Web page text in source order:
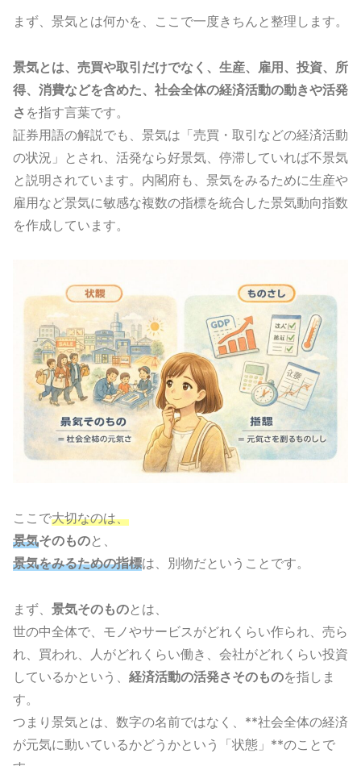
まず、景気とは何かを、ここで一度きちんと整理します。
景気とは、売買や取引だけでなく、生産、雇用、投資、所
得、消費などを含めた、社会全体の経済活動の動きや活発
さ を指す言葉です。
証券用語の解説でも、景気は「売買・取引などの経済活動
の状況」とされ、活発なら好景気、停滞していれば不景気
と説明されています。内閣府も、景気をみるために生産や
雇用など景気に敏感な複数の指標を統合した景気動向指数
を作成しています。
ここで大切なのは、
景気そのものと、
景気をみるための指標は、別物だということです。
まず、 景気そのものとは、
世の中全体で、モノやサービスがどれくらい作られ、売ら
れ、買われ、人がどれくらい働き、会社がどれくらい投資
しているかという、 経済活動の活発さそのものを指しま
す。
つまり景気とは、数字の名前ではなく、**社会全体の経済
が元気に動いているかどうかという「状態」**のことで